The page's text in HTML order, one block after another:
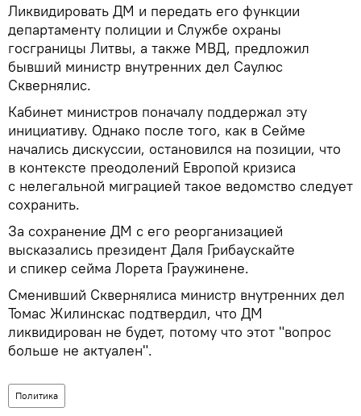
Ликвидировать ДМ и передать его функции
департаменту полиции и Службе охраны
госграницы Литвы, а также МВД, предложил
бывший министр внутренних дел Саулюс
Сквернялис.
Кабинет министров поначалу поддержал эту
инициативу. Однако после того, как в Сейме
начались дискуссии, остановился на позиции, что
в контексте преодолений Европой кризиса
с нелегальной миграцией такое ведомство следует
сохранить.
За сохранение ДМ с его реорганизацией
высказались президент Даля Грибаускайте
и спикер сейма Лорета Граужинене.
Сменивший Сквернялиса министр внутренних дел
Томас Жилинскас подтвердил, что ДМ
ликвидирован не будет, потому что этот "вопрос
больше не актуален".
Политика